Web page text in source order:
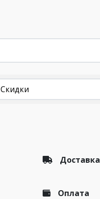
Скидки
Доставка
Оплата